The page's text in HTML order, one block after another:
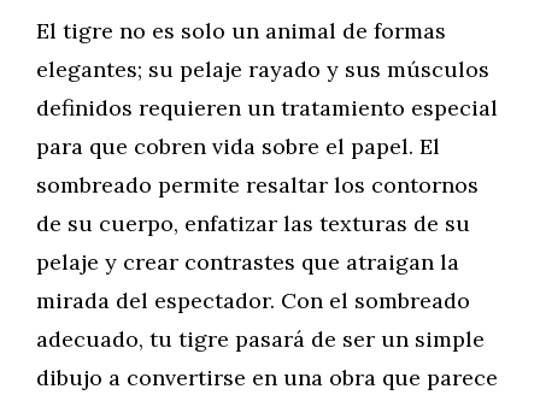
El tigre no es solo un animal de formas
elegantes; su pelaje rayado y sus músculos
definidos requieren un tratamiento especial
para que cobren vida sobre el papel. El
sombreado permite resaltar los contornos
de su cuerpo, enfatizar las texturas de su
pelaje y crear contrastes que atraigan la
mirada del espectador. Con el sombreado
adecuado, tu tigre pasará de ser un simple
dibujo a convertirse en una obra que parece